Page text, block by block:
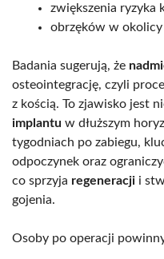
zwiększenia ryzyka
obrzęków w okolicy
Badania sugerują, że
osteointegrację, czyli
z kością. To zjawisko jest
implantu w dłuższym
tygodniach po zabiegu,
odpoczynek oraz
co sprzyja regeneracji i
gojenia.
Osoby po operacji